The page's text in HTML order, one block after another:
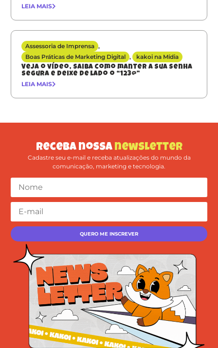
LEIA MAIS
Assessoria de Imprensa ,
Boas Práticas de Marketing Digital , kakoi na Mídia
Veja o vídeo, saiba como manter a sua senha
segura e deixe de lado o “123@”
LEIA MAIS
Receba nossa newsletter
Cadastre seu e-mail e receba atualizações do mundo da
comunicação, marketing e tecnologia.